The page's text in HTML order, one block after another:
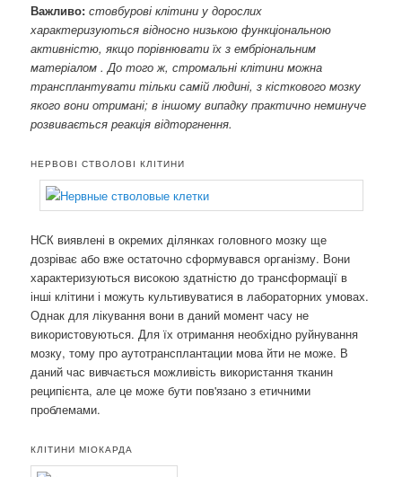
Важливо:стовбурові клітини у дорослих
характеризуються відносно низькою функціональною
активністю, якщо порівнювати їх з ембріональним
матеріалом . До того ж, стромальні клітини можна
трансплантувати тільки самій людині, з кісткового мозку
якого вони отримані; в іншому випадку практично неминуче
розвивається реакція відторгнення.
НЕРВОВІ СТВОЛОВІ КЛІТИНИ
НСК виявлені в окремих ділянках головного мозку ще
дозріває або вже остаточно сформувався організму. Вони
характеризуються високою здатністю до трансформації в
інші клітини і можуть культивуватися в лабораторних умовах.
Однак для лікування вони в даний момент часу не
використовуються. Для їх отримання необхідно руйнування
мозку, тому про аутотрансплантации мова йти не може. В
даний час вивчається можливість використання тканин
реципієнта, але це може бути пов'язано з етичними
проблемами.
КЛІТИНИ МІОКАРДА